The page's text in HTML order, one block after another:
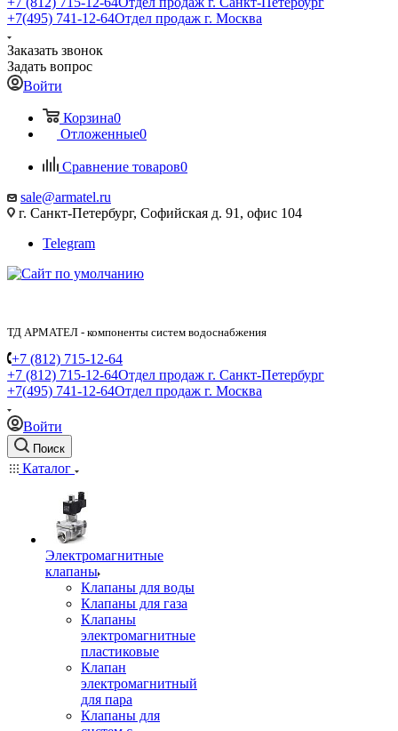
+7(495) 741-12-64Отдел продаж г. Москва
Заказать звонок
Задать вопрос
Войти
Корзина0
Отложенные0
Сравнение товаров0
sale@armatel.ru
г. Санкт-Петербург, Софийская д. 91, офис 104
Telegram
ТД АРМАТЕЛ - компоненты систем водоснабжения
+7 (812) 715-12-64
+7 (812) 715-12-64Отдел продаж г. Санкт-Петербург
+7(495) 741-12-64Отдел продаж г. Москва
Войти
Поиск
Каталог
Электромагнитные
клапаны
Клапаны для воды
Клапаны для газа
Клапаны
электромагнитные
пластиковые
Клапан
электромагнитный
для пара
Клапаны для